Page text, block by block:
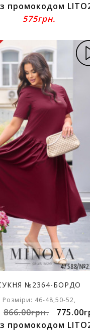
промокодом
575грн.
№2364-БОРДО
Розміри: 46-48,50-52,
866.00грн.
промокодом